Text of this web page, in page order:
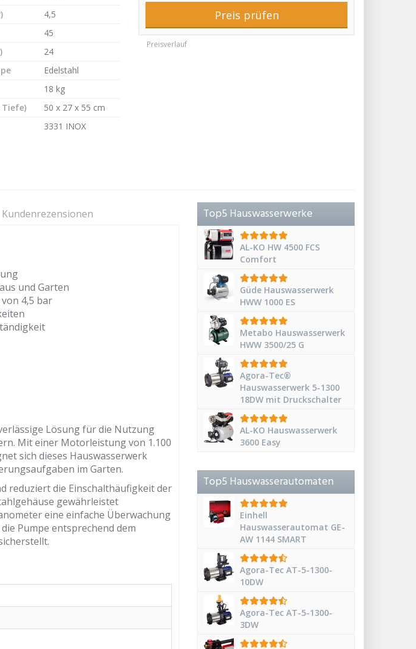
Preis prüfen
Preisverlauf
4,5
45
24
Edelstahl
18 kg
Tiefe)
50 x 27 x 55 cm
3331 INOX
Kundenrezensionen
und Garten
4,5 bar
Lösung für die Nutzung
Mit einer Motorleistung von 1.100
sich dieses Hauswasserwerk
im Garten.
reduziert die Einschalthäufigkeit der
gewährleistet
eine einfache Überwachung
Pumpe entsprechend dem
Top5 Hauswasserwerke
AL-KO HW 4500 FCS
Comfort
Güde Hauswasserwerk
HWW 1000 ES
Metabo Hauswasserwerk
HWW 3500/25 G
Agora-Tec®
Hauswasserwerk 5-1300
18DW mit Druckschalter
AL-KO Hauswasserwerk
3600 Easy
Top5 Hauswasserautomaten
Einhell
Hauswasserautomat GE-
AW 1144 SMART
Agora-Tec AT-5-1300-
10DW
Agora-Tec AT-5-1300-
3DW